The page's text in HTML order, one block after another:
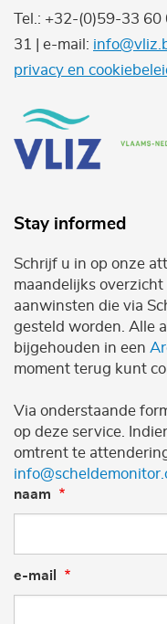
Tel.: +32-(0)59-33 60
31 | e-mail:
privacy en
Stay informed
Schrijf u in op onze
maandelijks
aanwinsten die via
gesteld worden. Alle
bijgehouden in een
moment terug kunt
Via onderstaande
op deze service.
omtrent te
naam
e-mail